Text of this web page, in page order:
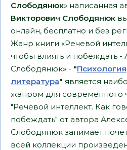
Слободянюк» написанная
Викторович Слободянюк
онлайн, бесплатно и без
Жанр книги «Речевой
чтобы влиять и побеждать -
Слободянюк» - "Психология
литература" является
жанром для современного
"Речевой интеллект. Как
побеждать" от автора
Слободянюк занимает
всей коллекции